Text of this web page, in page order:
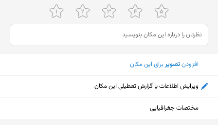
جمعه
۱۰ تا ۲۴
شنبه
۱۰ تا ۲۴
یکشنبه
دوشنبه
افزودنتصویربرای این مکان
ویرایش اطلاعات یا گزارش تعطیلی این مکان
مختصات جغرافیایی